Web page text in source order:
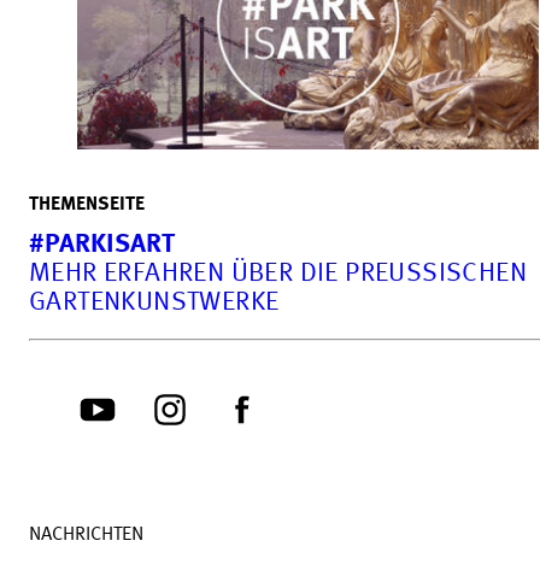
THEMENSEITE
#PARKISART
MEHR ERFAHREN ÜBER DIE PREUSSISCHEN G
ARTENKUNSTWERKE
NACHRICHTEN